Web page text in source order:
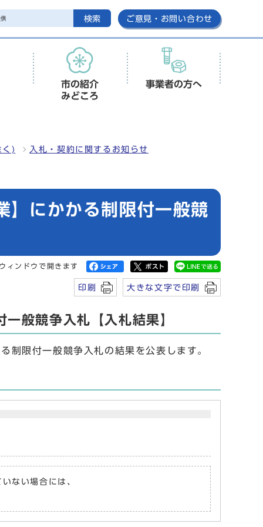
検索 ご意見・お問い合わせ
市の紹介
みどころ
事業者の方へ
く) 入札・契約に関するお知らせ
】にかかる制限付一般競
ィンドウで開きます
印刷 大きな文字で印刷
般競争入札【入札結果】
限付一般競争入札の結果を公表します。
ない場合には、